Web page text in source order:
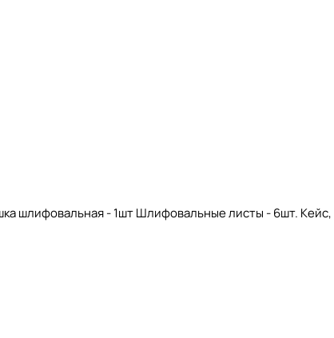
шлифовальная - 1шт Шлифовальные листы - 6шт. Кейс,